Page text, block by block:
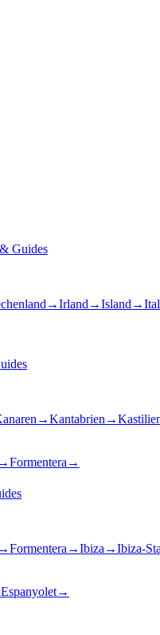
Guides
→Irland →Island →
→Kantabrien →
→Formentera →
→Formentera →Ibiza →Ibiza-
→